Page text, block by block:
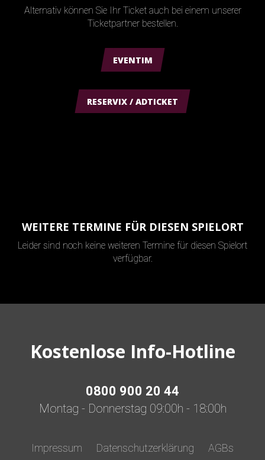
Alternativ können Sie Ihr Ticket auch bei einem unserer
Ticketpartner bestellen.
EVENTIM
RESERVIX / ADTICKET
WEITERE TERMINE FÜR DIESEN SPIELORT
Leider sind noch keine weiteren Termine für diesen Spielort
verfügbar.
Kostenlose Info-Hotline
0800 900 20 44
Montag - Donnerstag 09:00h - 18:00h
Impressum Datenschutzerklärung AGBs